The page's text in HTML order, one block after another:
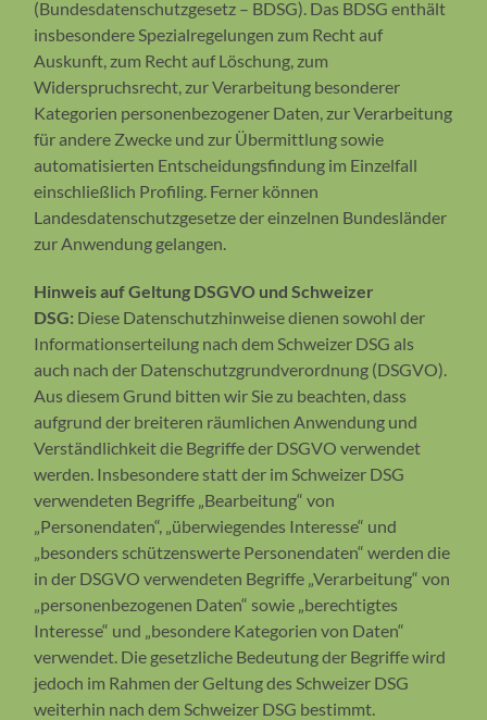
(Bundesdatenschutzgesetz – BDSG). Das BDSG enthält
insbesondere Spezialregelungen zum Recht auf
Auskunft, zum Recht auf Löschung, zum
Widerspruchsrecht, zur Verarbeitung besonderer
Kategorien personenbezogener Daten, zur Verarbeitung
für andere Zwecke und zur Übermittlung sowie
automatisierten Entscheidungsfindung im Einzelfall
einschließlich Profiling. Ferner können
Landesdatenschutzgesetze der einzelnen Bundesländer
zur Anwendung gelangen.
Hinweis auf Geltung DSGVO und Schweizer
DSG: Diese Datenschutzhinweise dienen sowohl der
Informationserteilung nach dem Schweizer DSG als
auch nach der Datenschutzgrundverordnung (DSGVO).
Aus diesem Grund bitten wir Sie zu beachten, dass
aufgrund der breiteren räumlichen Anwendung und
Verständlichkeit die Begriffe der DSGVO verwendet
werden. Insbesondere statt der im Schweizer DSG
verwendeten Begriffe „Bearbeitung“ von
„Personendaten“, „überwiegendes Interesse“ und
„besonders schützenswerte Personendaten“ werden die
in der DSGVO verwendeten Begriffe „Verarbeitung“ von
„personenbezogenen Daten“ sowie „berechtigtes
Interesse“ und „besondere Kategorien von Daten“
verwendet. Die gesetzliche Bedeutung der Begriffe wird
jedoch im Rahmen der Geltung des Schweizer DSG
weiterhin nach dem Schweizer DSG bestimmt.